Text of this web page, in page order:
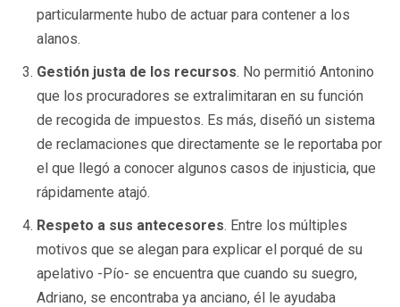
particularmente hubo de actuar para contener a los
alanos.
Gestión justa de los recursos. No permitió Antonino
que los procuradores se extralimitaran en su función
de recogida de impuestos. Es más, diseñó un sistema
de reclamaciones que directamente se le reportaba por
el que llegó a conocer algunos casos de injusticia, que
rápidamente atajó.
Respeto a sus antecesores. Entre los múltiples
motivos que se alegan para explicar el porqué de su
apelativo -Pío- se encuentra que cuando su suegro,
Adriano, se encontraba ya anciano, él le ayudaba